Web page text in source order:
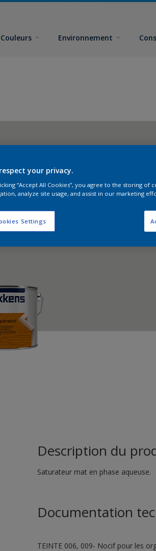
Couleurs Environnement
Description du
Saturateur mat en phase aqueuse.
Documentation
TEINTE 006, 009- Nocif pour les
your privacy.
“Accept All Cookies”, you agree to the storing of
analyze site usage, and assist in our marketing
Settings